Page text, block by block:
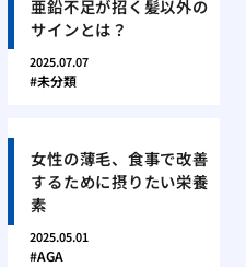
亜鉛不足が招く髪以外の
サインとは？
2025.07.07
未分類
女性の薄毛、食事で改善
するために摂りたい栄養
素
2025.05.01
AGA